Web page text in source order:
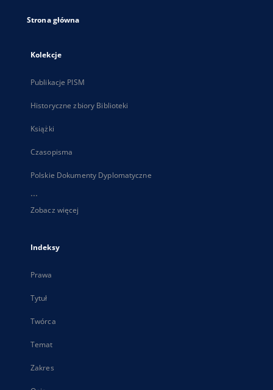
Strona główna
Kolekcje
Publikacje PISM
Historyczne zbiory Biblioteki
Książki
Czasopisma
Polskie Dokumenty Dyplomatyczne
...
Zobacz więcej
Indeksy
Prawa
Tytuł
Twórca
Temat
Zakres